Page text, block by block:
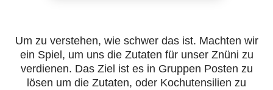
Um zu verstehen, wie schwer das ist. Machten wir
ein Spiel, um uns die Zutaten für unser Znüni zu
verdienen. Das Ziel ist es in Gruppen Posten zu
lösen um die Zutaten, oder Kochutensilien zu